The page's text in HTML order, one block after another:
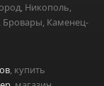
Никополь,
Бровары, Каменец-
, купить